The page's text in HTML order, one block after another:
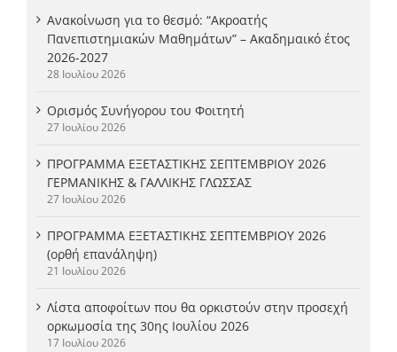
Ανακοίνωση για το θεσμό: “Ακροατής
Πανεπιστημιακών Μαθημάτων” – Ακαδημαικό έτος
2026-2027
28 Ιουλίου 2026
Ορισμός Συνήγορου του Φοιτητή
27 Ιουλίου 2026
ΠΡΟΓΡΑΜΜΑ ΕΞΕΤΑΣΤΙΚΗΣ ΣΕΠΤΕΜΒΡΙΟΥ 2026
ΓΕΡΜΑΝΙΚΗΣ & ΓΑΛΛΙΚΗΣ ΓΛΩΣΣΑΣ
27 Ιουλίου 2026
ΠΡΟΓΡΑΜΜΑ ΕΞΕΤΑΣΤΙΚΗΣ ΣΕΠΤΕΜΒΡΙΟΥ 2026
(ορθή επανάληψη)
21 Ιουλίου 2026
Λίστα αποφοίτων που θα ορκιστούν στην προσεχή
ορκωμοσία της 30ης Ιουλίου 2026
17 Ιουλίου 2026